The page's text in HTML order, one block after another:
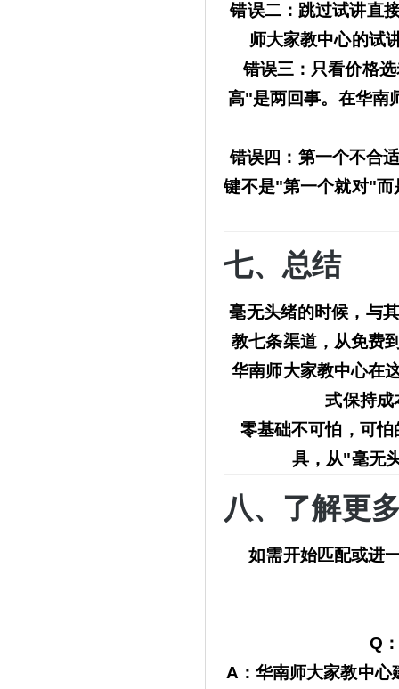
错误二：跳过试讲直
师大家教中心的试
错误三：只看价格
高"是两回事。在华南
错误四：第一个不合
键不是"第一个就对"
七、总结
毫无头绪的时候，与
教七条渠道，从免费
华南师大家教中心在
式保持成
零基础不可怕，可
具，从"毫无
八、了解更
如需开始匹配或进
Q
A： 华南师大家教中心